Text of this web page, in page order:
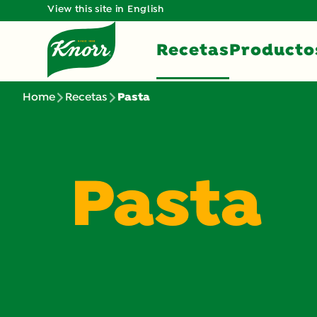
View this site in English
Recetas
Home Recetas Pasta
Pasta